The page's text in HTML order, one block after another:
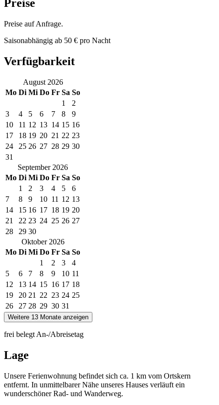
Preise
Preise auf Anfrage.
Saisonabhängig ab 50 € pro Nacht
Verfügbarkeit
August 2026
Mo Di Mi Do Fr Sa So
1
2
3
4 5 6 7 8
9
10
11 12 13 14 15 16
17
18 19 20 21 22 23
24
25 26 27 28 29 30
31
September 2026
Mo Di Mi Do Fr Sa So
1
2 3 4 5
6
7
8 9 10 11 12 13
14
15 16 17 18 19 20
21
22 23 24 25 26 27
28
29 30
Oktober 2026
Mo Di Mi Do Fr Sa So
1
2 3
4
5
6 7 8 9 10 11
12
13 14 15 16 17 18
19
20 21 22 23 24 25
26
27 28 29 30 31
Weitere 13 Monate anzeigen
frei belegt An-/Abreisetag
Lage
Unsere Ferienwohnung befindet sich ca. 1 km vom Ortskern
entfernt. In unmittelbarer Nähe unseres Hauses verläuft ein
wunderschöner Rad- und Wanderweg.